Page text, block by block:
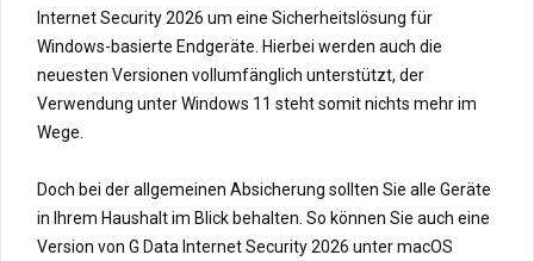
Internet Security 2026 um eine Sicherheitslösung für
Windows-basierte Endgeräte. Hierbei werden auch die
neuesten Versionen vollumfänglich unterstützt, der
Verwendung unter Windows 11 steht somit nichts mehr im
Wege.
Doch bei der allgemeinen Absicherung sollten Sie alle Geräte
in Ihrem Haushalt im Blick behalten. So können Sie auch eine
Version von G Data Internet Security 2026 unter macOS